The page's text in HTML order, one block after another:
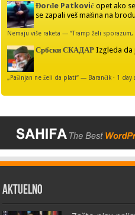
Đorđe Patković opet ako
se zapali veš mašina na brodu
Nemaju više raketa — “Tramp želi sporazum,
Србски СКАДАР Izgleda da
„Pašinjan ne želi da plati“ — Barančik · 1 day
AKTUELNO